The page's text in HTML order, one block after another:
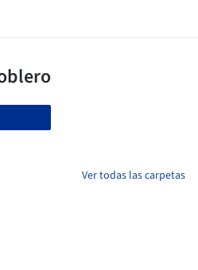
Ver todas las carpetas